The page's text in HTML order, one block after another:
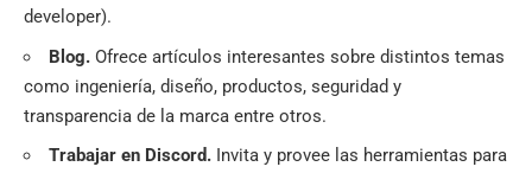
developer).
Blog. Ofrece artículos interesantes sobre distintos temas
como ingeniería, diseño, productos, seguridad y
transparencia de la marca entre otros.
Trabajar en Discord. Invita y provee las herramientas para